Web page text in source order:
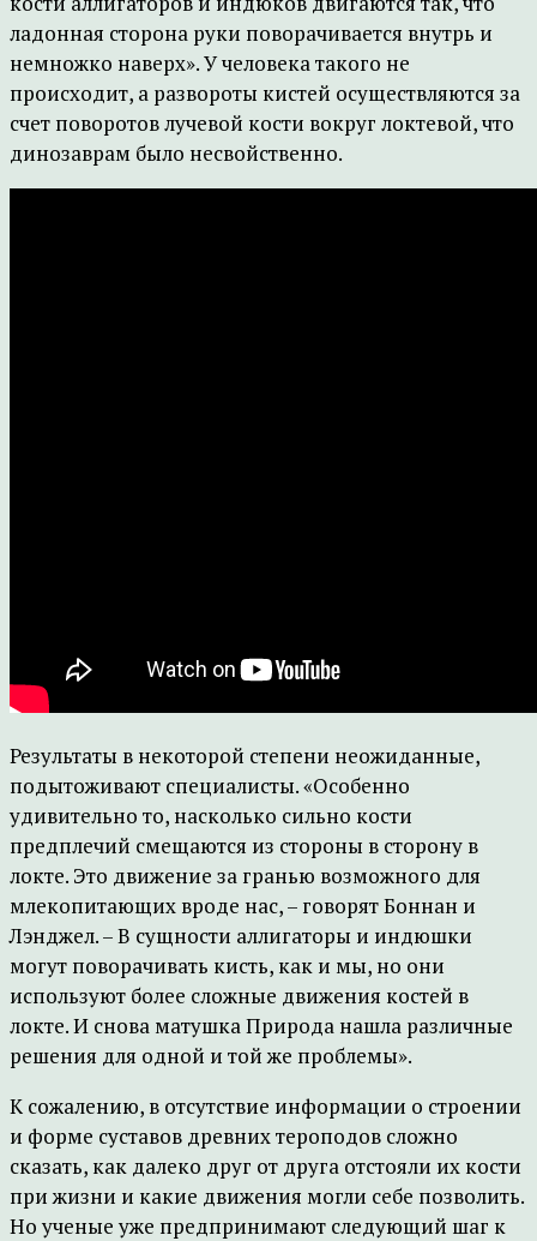
ладонная сторона руки поворачивается внутрь и
немножко наверх». У человека такого не
происходит, а развороты кистей осуществляются за
счет поворотов лучевой кости вокруг локтевой, что
динозаврам было несвойственно.
Результаты в некоторой степени неожиданные,
подытоживают специалисты. «Особенно
удивительно то, насколько сильно кости
предплечий смещаются из стороны в сторону в
локте. Это движение за гранью возможного для
млекопитающих вроде нас, – говорят Боннан и
Лэнджел. – В сущности аллигаторы и индюшки
могут поворачивать кисть, как и мы, но они
используют более сложные движения костей в
локте. И снова матушка Природа нашла различные
решения для одной и той же проблемы».
К сожалению, в отсутствие информации о строении
и форме суставов древних тероподов сложно
сказать, как далеко друг от друга отстояли их кости
при жизни и какие движения могли себе позволить.
Но ученые уже предпринимают следующий шаг к